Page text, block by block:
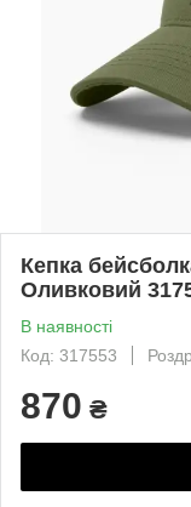
Кепка
Оливковий
В наявності
Код: 317553
870 ₴